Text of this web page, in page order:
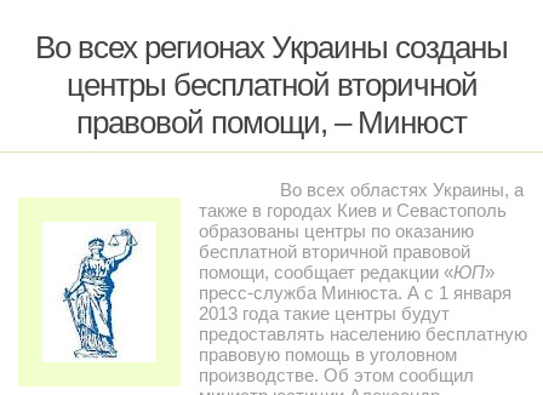
Во всех регионах Украины созданы
центры бесплатной вторичной
правовой помощи, – Минюст
Во всех областях Украины, а
также в городах Киев и Севастополь
образованы центры по оказанию
бесплатной вторичной правовой
помощи, сообщает редакции «ЮП»
пресс-служба Минюста. А с 1 января
2013 года такие центры будут
предоставлять населению бесплатную
правовую помощь в уголовном
производстве. Об этом сообщил